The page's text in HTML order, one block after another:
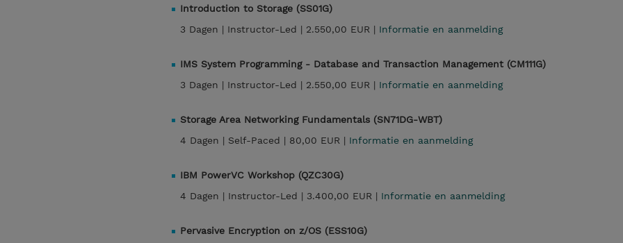
Introduction to Storage (SS01G)
3 Dagen | Instructor-Led | 2.550,00 EUR | Informatie en aanmelding
IMS System Programming - Database and Transaction Management (CM111G)
3 Dagen | Instructor-Led | 2.550,00 EUR | Informatie en aanmelding
Storage Area Networking Fundamentals (SN71DG-WBT)
4 Dagen | Self-Paced | 80,00 EUR | Informatie en aanmelding
IBM PowerVC Workshop (QZC30G)
4 Dagen | Instructor-Led | 3.400,00 EUR | Informatie en aanmelding
Pervasive Encryption on z/OS (ESS10G)